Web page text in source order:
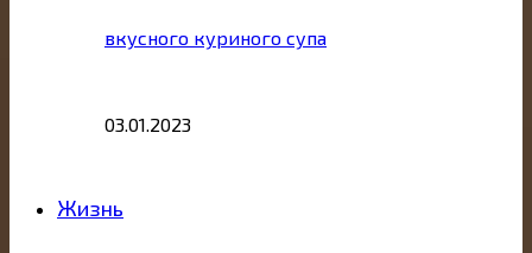
вкусного куриного супа
03.01.2023
Жизнь